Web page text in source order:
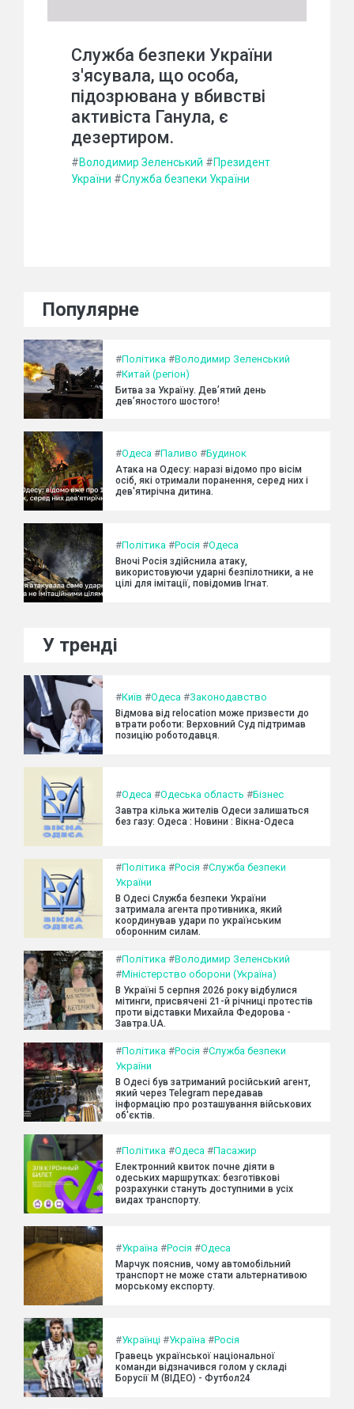
Служба безпеки України
з'ясувала, що особа,
підозрювана у вбивстві
активіста Ганула, є
дезертиром.
#Володимир Зеленський #Президент
України #Служба безпеки України
Популярне
#Політика #Володимир Зеленський
#Китай (регіон)
Битва за Україну. Дев’ятий день
дев’яностого шостого!
#Одеса #Паливо #Будинок
Атака на Одесу: наразі відомо про вісім
осіб, які отримали поранення, серед них і
дев'ятирічна дитина.
#Політика #Росія #Одеса
Вночі Росія здійснила атаку,
використовуючи ударні безпілотники, а не
цілі для імітації, повідомив Ігнат.
У тренді
#Київ #Одеса #Законодавство
Відмова від relocation може призвести до
втрати роботи: Верховний Суд підтримав
позицію роботодавця.
#Одеса #Одеська область #Бізнес
Завтра кілька жителів Одеси залишаться
без газу: Одеса : Новини : Вікна-Одеса
#Політика #Росія #Служба безпеки
України
В Одесі Служба безпеки України
затримала агента противника, який
координував удари по українським
оборонним силам.
#Політика #Володимир Зеленський
#Міністерство оборони (Україна)
В Україні 5 серпня 2026 року відбулися
мітинги, присвячені 21-й річниці протестів
проти відставки Михайла Федорова -
Завтра.UA.
#Політика #Росія #Служба безпеки
України
В Одесі був затриманий російський агент,
який через Telegram передавав
інформацію про розташування військових
об'єктів.
#Політика #Одеса #Пасажир
Електронний квиток почне діяти в
одеських маршрутках: безготівкові
розрахунки стануть доступними в усіх
видах транспорту.
#Україна #Росія #Одеса
Марчук пояснив, чому автомобільний
транспорт не може стати альтернативою
морському експорту.
#Українці #Україна #Росія
Гравець української національної
команди відзначився голом у складі
Борусії М (ВІДЕО) - Футбол24